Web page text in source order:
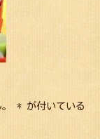
。 *が付いている